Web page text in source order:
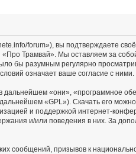
forum»), вы подтверждаете своё
Трамвай». Мы оставляем за
бы разумным регулярно
означает ваше согласие с ними.
«они», «программное
«GPL»). Скачать его
и поддержкой интернет-
и/или поведения в них. За
сообщений, призывов к